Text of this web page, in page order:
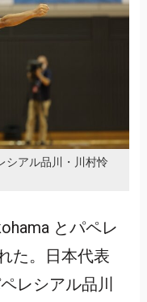
シアル品川・川村怜
とパペレ
た。日本代表
レシアル品川